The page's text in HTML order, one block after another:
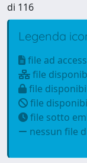
di 116
Legenda
file ad
file
file
file
file sotto
nessun file